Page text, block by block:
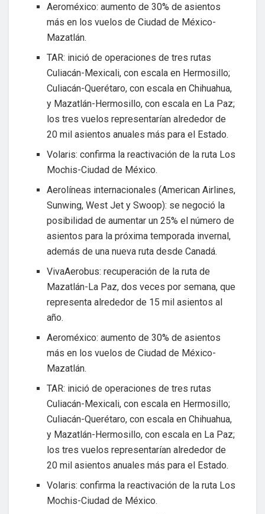
Aeroméxico: aumento de 30% de asientos
más en los vuelos de Ciudad de México-
Mazatlán.
TAR: inició de operaciones de tres rutas
Culiacán-Mexicali, con escala en Hermosillo;
Culiacán-Querétaro, con escala en Chihuahua,
y Mazatlán-Hermosillo, con escala en La Paz;
los tres vuelos representarían alrededor de
20 mil asientos anuales más para el Estado.
Volaris: confirma la reactivación de la ruta Los
Mochis-Ciudad de México.
Aerolíneas internacionales (American Airlines,
Sunwing, West Jet y Swoop): se negoció la
posibilidad de aumentar un 25% el número de
asientos para la próxima temporada invernal,
además de una nueva ruta desde Canadá.
VivaAerobus: recuperación de la ruta de
Mazatlán-La Paz, dos veces por semana, que
representa alrededor de 15 mil asientos al
año.
Aeroméxico: aumento de 30% de asientos
más en los vuelos de Ciudad de México-
Mazatlán.
TAR: inició de operaciones de tres rutas
Culiacán-Mexicali, con escala en Hermosillo;
Culiacán-Querétaro, con escala en Chihuahua,
y Mazatlán-Hermosillo, con escala en La Paz;
los tres vuelos representarían alrededor de
20 mil asientos anuales más para el Estado.
Volaris: confirma la reactivación de la ruta Los
Mochis-Ciudad de México.